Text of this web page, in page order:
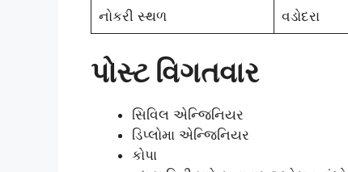
નોકરી સ્થળ વડોદરા
પોસ્ટ વિગતવાર
સિવિલ એન્જિનિયર
ડિપ્લોમા એન્જિનિયર
કોપા